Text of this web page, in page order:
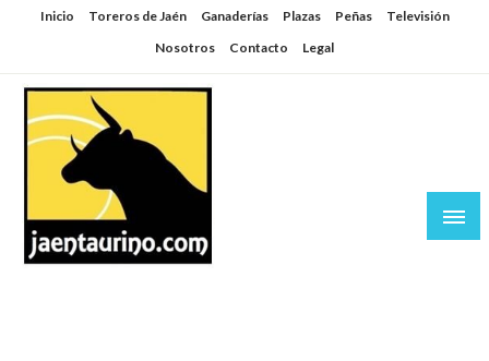
SaltarInicio Toreros de Jaén Ganaderías Plazas Peñas
Televisión
Nosotros
Contacto Legal